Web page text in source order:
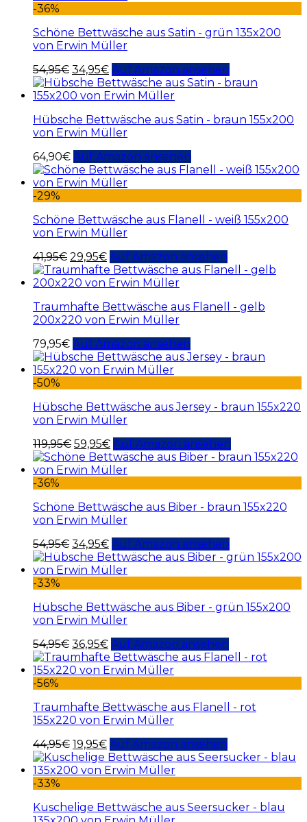
-36%
Schöne Bettwäsche aus Satin - grün 135x200
von Erwin Müller
54,95€ 34,95€ Auf Amazon ansehen
Hübsche Bettwäsche aus Satin - braun 155x200
von Erwin Müller
64,90€ Auf Amazon ansehen
-29%
Schöne Bettwäsche aus Flanell - weiß 155x200
von Erwin Müller
41,95€ 29,95€ Auf Amazon ansehen
Traumhafte Bettwäsche aus Flanell - gelb
200x220 von Erwin Müller
79,95€ Auf Amazon ansehen
-50%
Hübsche Bettwäsche aus Jersey - braun 155x220
von Erwin Müller
119,95€ 59,95€ Auf Amazon ansehen
-36%
Schöne Bettwäsche aus Biber - braun 155x220
von Erwin Müller
54,95€ 34,95€ Auf Amazon ansehen
-33%
Hübsche Bettwäsche aus Biber - grün 155x200
von Erwin Müller
54,95€ 36,95€ Auf Amazon ansehen
-56%
Traumhafte Bettwäsche aus Flanell - rot
155x220 von Erwin Müller
44,95€ 19,95€ Auf Amazon ansehen
-33%
Kuschelige Bettwäsche aus Seersucker - blau